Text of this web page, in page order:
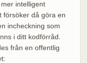
intelligent
försöker då göra en
incheckning som
i ditt kodförråd.
från en offentlig